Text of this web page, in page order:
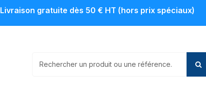
Livraison gratuite dès 50 € HT (hors prix spéciaux)